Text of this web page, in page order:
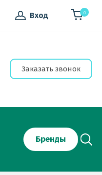
Вход 0
Заказать звонок
Бренды